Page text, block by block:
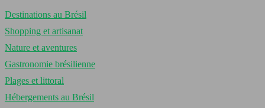
Destinations au Brésil
Shopping et artisanat
Nature et aventures
Gastronomie brésilienne
Plages et littoral
Hébergements au Brésil